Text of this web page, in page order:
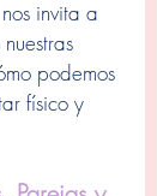
invita a
podemos
físico y